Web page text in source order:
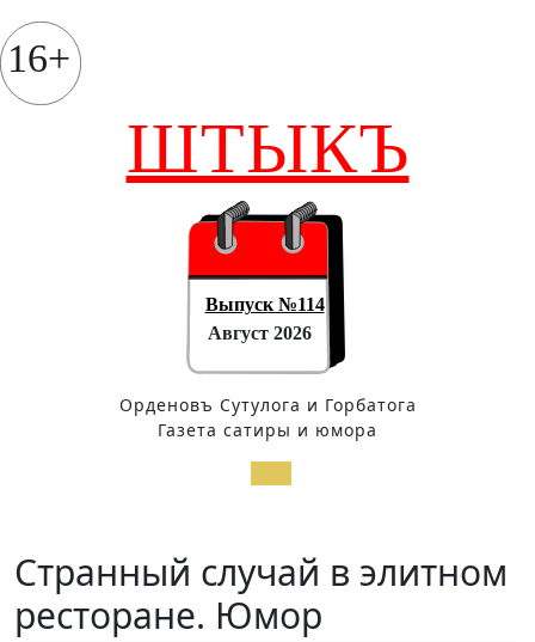
к
содержимому
16+
ШТЫКЪ
Выпуск №114
Август 2026
Орденовъ Сутулога и Горбатога
Газета сатиры и юмора
Открыть
Странный случай в элитном
ресторане. Юмор